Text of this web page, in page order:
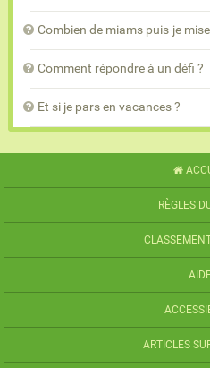
Combien de miams puis-je
Comment répondre à un défi ?
Et si je pars en vacances ?
RÈGLES
ARTICLES